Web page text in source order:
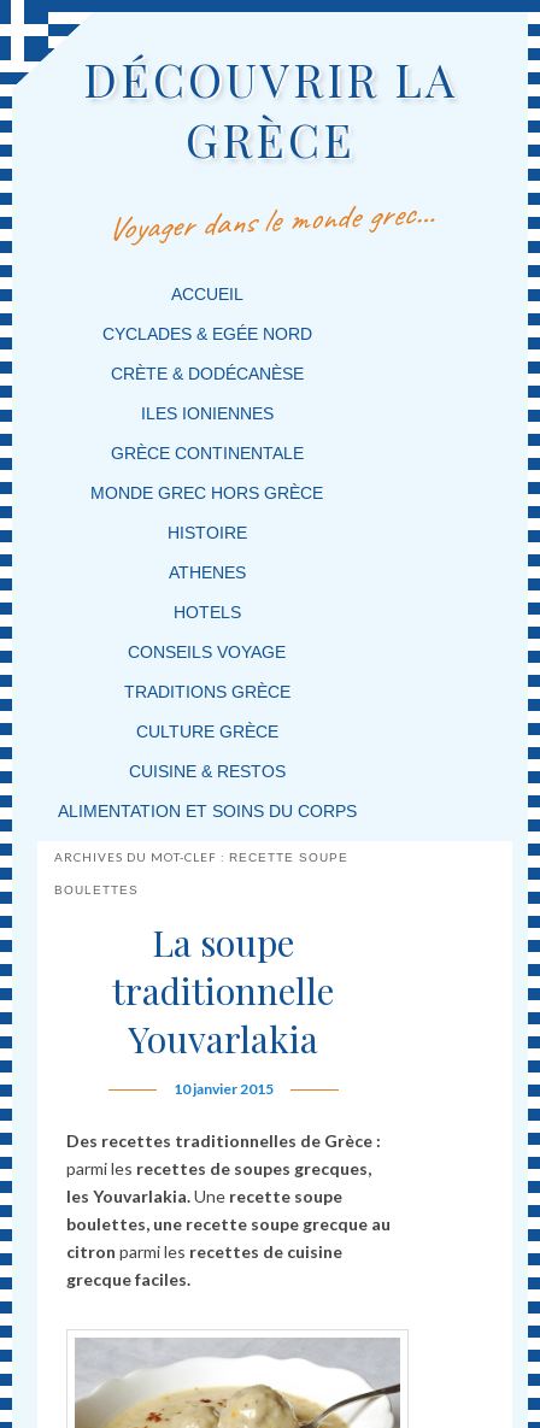
DÉCOUVRIR LA
GRÈCE
Voyager dans le monde grec…
MENU PRINCIPAL
MASQUER LA NAVIGATION PRINCIPALE
MASQUER LA NAVIGATION SECONDAIRE
ACCUEIL
CYCLADES & EGÉE NORD
CRÈTE & DODÉCANÈSE
ILES IONIENNES
GRÈCE CONTINENTALE
MONDE GREC HORS GRÈCE
HISTOIRE
ATHENES
HOTELS
CONSEILS VOYAGE
TRADITIONS GRÈCE
CULTURE GRÈCE
CUISINE & RESTOS
ALIMENTATION ET SOINS DU CORPS
ARCHIVES DU MOT-CLEF :RECETTE SOUPE
BOULETTES
La soupe
traditionnelle
Youvarlakia
10 janvier 2015
Des recettes traditionnelles de Grèce :
parmi les recettes de soupes grecques,
les Youvarlakia.Une recette soupe
boulettes, une recette soupe grecque au
citronparmi les recettes de cuisine
grecque faciles.